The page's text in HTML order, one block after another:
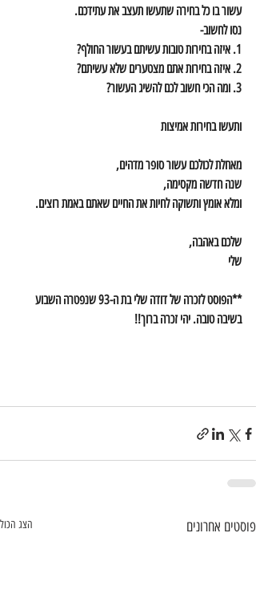
עשור בו כל בחירה שתעשו תעצב את עתידכם.
נסו לחשוב-
1. איזה בחירות טובות עשיתם בעשור החולף?
2. איזה בחירות אתם מצטערים שלא עשיתם?
3. ומה הכי חשוב לכם להשיג העשור?
ותעשו בחירות אמיצות
מאחלת לכולכם עשור סופר מדהים,
שנה חדשה מקסימה,
ומלא אומץ ותשוקה לחיות את החיים שאתם באמת רוצים.
שלכם באהבה,
שלי
**הפוסט לזכרה של דודה שלי בת ה-93 שנפטרה השבוע
בשיבה טובה. יהי זכרה ברוך!!
פוסטים אחרונים הצג הכול